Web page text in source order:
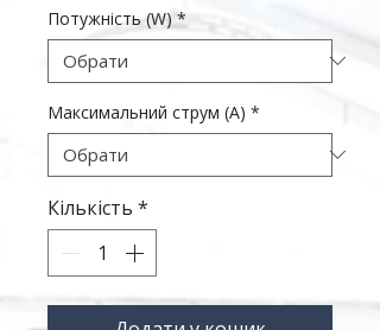
Потужність (W) *
Максимальний струм (А) *
Кількість *